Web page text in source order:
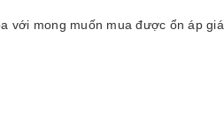
với mong muốn mua được ổn áp